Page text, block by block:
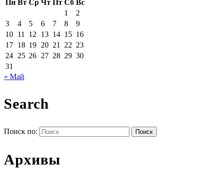
Пн Вт Ср Чт Пт Сб Вс
1
2
3
4 5 6 7 8
9
10 11 12 13 14 15 16
17 18 19 20 21 22 23
24 25 26 27 28 29 30
31
« Май
Search
Поиск по:
Архивы